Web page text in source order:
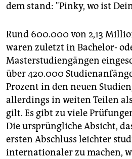
dem stand: "Pinky, wo ist
Rund 600.000 von 2,13
waren zuletzt in Bachelor-
Masterstudiengängen
über 420.000
Prozent in den neuen
allerdings in weiten Teilen
gilt. Es gibt zu viele
Die ursprüngliche Absicht,
ersten Abschluss leichter
internationaler zu machen,